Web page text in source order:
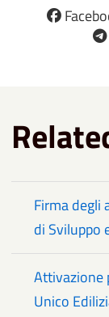
Firma degli
di Sviluppo
Attivazione
Unico